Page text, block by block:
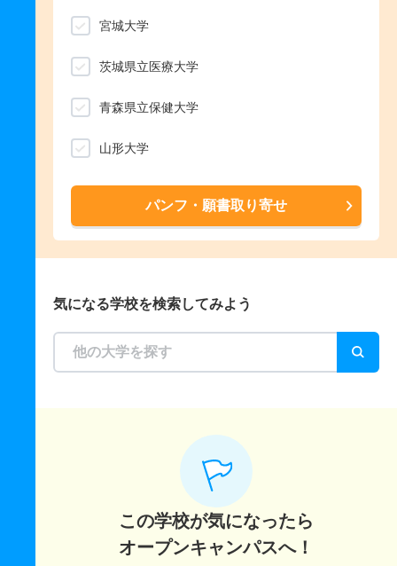
宮城大学
茨城県立医療大学
青森県立保健大学
山形大学
パンフ・願書取り寄せ
気になる学校を検索してみよう
この学校が気になったら
オープンキャンパスへ！